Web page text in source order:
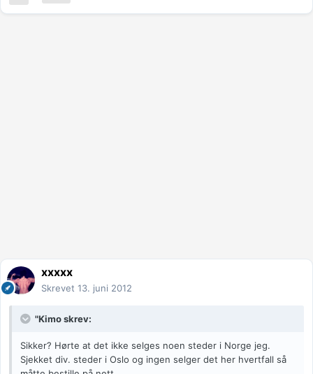
xxxxx
Skrevet 13. juni 2012
"Kimo skrev:
Sikker? Hørte at det ikke selges noen steder i Norge jeg.
Sjekket div. steder i Oslo og ingen selger det her hvertfall så